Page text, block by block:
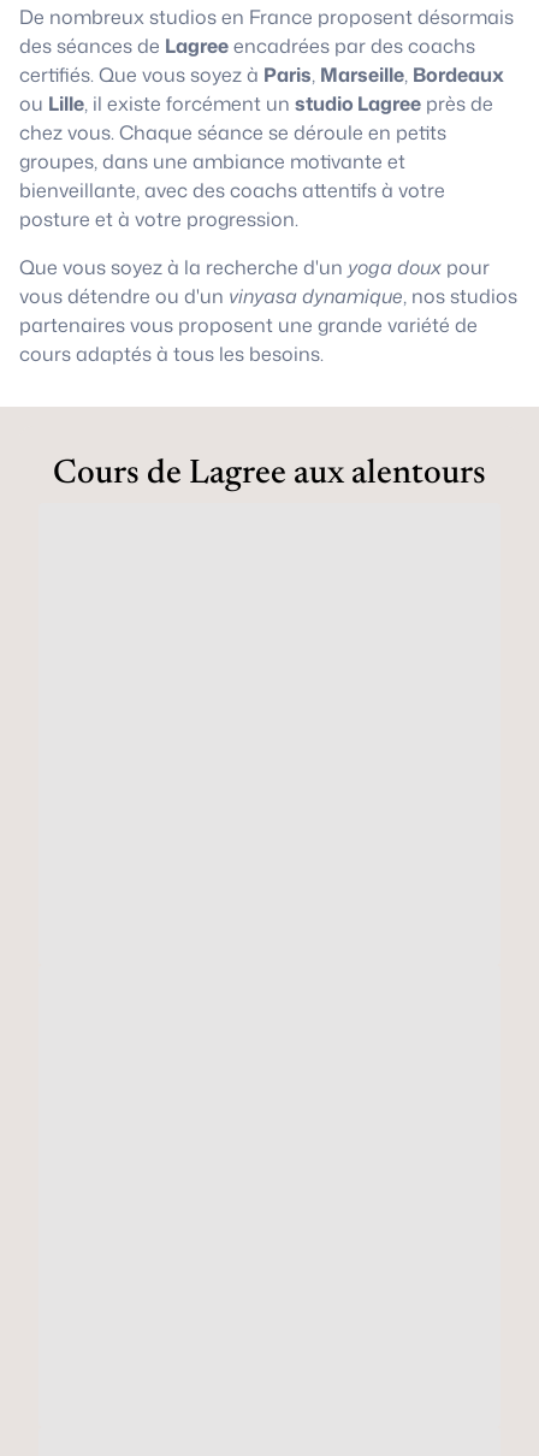
De nombreux studios en France proposent désormais
des séances de Lagreeencadrées par des coachs
certifiés. Que vous soyez à Paris, Marseille, Bordeaux
ou Lille, il existe forcément un studio Lagree près de
chez vous. Chaque séance se déroule en petits
groupes, dans une ambiance motivante et
bienveillante, avec des coachs attentifs à votre
posture et à votre progression.
Que vous soyez à la recherche d'un yoga doux pour
vous détendre ou d'un vinyasa dynamique, nos studios
partenaires vous proposent une grande variété de
cours adaptés à tous les besoins.
Cours de Lagree aux alentours